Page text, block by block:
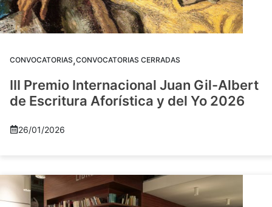
CONVOCATORIAS,CONVOCATORIAS CERRADAS
III Premio Internacional Juan Gil-Albert
de Escritura Aforística y del Yo 2026
26/01/2026